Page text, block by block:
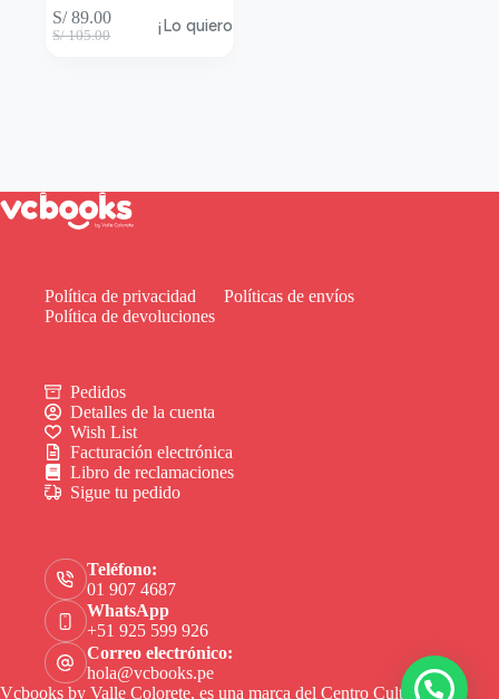
S/105.00
S/89.00 ¡Lo quiero!
Política de privacidad
Políticas de envíos
Política de devoluciones
Pedidos
Detalles de la cuenta
Wish List
Facturación electrónica
Libro de reclamaciones
Sigue tu pedido
Teléfono:
01 907 4687
WhatsApp
+51 925 599 926
Correo electrónico:
hola@vcbooks.pe
Vcbooks by Valle Colorete, es una marca del Centro Cultural